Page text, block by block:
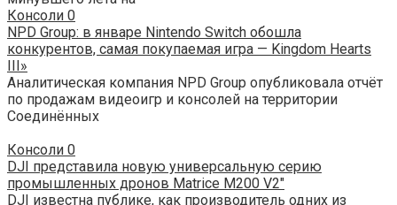
Консоли 0
NPD Group: в январе Nintendo Switch обошла
конкурентов, самая покупаемая игра — Kingdom Hearts
III»
Аналитическая компания NPD Group опубликовала отчёт
по продажам видеоигр и консолей на территории
Соединённых
Консоли 0
DJI представила новую универсальную серию
промышленных дронов Matrice M200 V2″
DJI известна публике, как производитель одних из